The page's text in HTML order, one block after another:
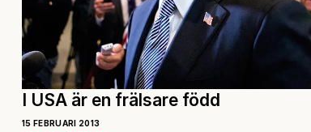
I USA är en frälsare född
15 FEBRUARI 2013